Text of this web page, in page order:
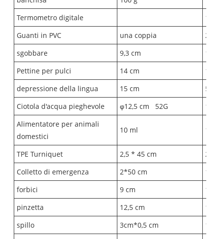
Termometro digitale
1
Guanti in PVC
una coppia
2
sgobbare
9,3 cm
1
Pettine per pulci
14 cm
1
depressione della lingua
15 cm
5
Ciotola d'acqua pieghevole
φ12,5 cm 52G
1
Alimentatore per animali
domestici
10 ml 1
TPE Turniquet 2,5 * 45 cm
2
Colletto di emergenza
2*50 cm
1
forbici
9 cm
1
pinzetta
12,5 cm
1
spillo
3cm*0,5 cm
10